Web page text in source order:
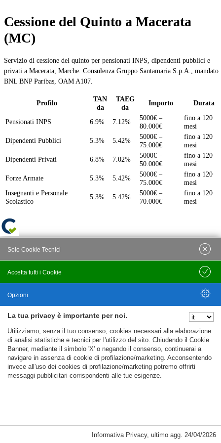
Cessione del Quinto a Macerata
(MC)
Servizio di cessione del quinto per pensionati INPS, dipendenti pubblici e
privati a Macerata, Marche. Consulenza Gruppo Santamaria S.p.A., mandato
BNL BNP Paribas, OAM A107.
Profilo
TAN
da
TAEG
da
Importo Durata
Pensionati INPS 6.9% 7.12%
5000€ –
80.000€
fino a 120
mesi
Dipendenti Pubblici
5.3% 5.42%
5000€ –
75.000€
fino a 120
mesi
Dipendenti Privati
6.8% 7.02%
5000€ –
50.000€
fino a 120
mesi
Forze Armate
5.3% 5.42%
5000€ –
75.000€
fino a 120
mesi
Insegnanti e Personale
Scolastico
5.3% 5.42%
5000€ –
70.000€
fino a 120
mesi
La tua privacy è importante per noi.
Utilizziamo, senza il tuo consenso, cookies necessari alla elaborazione
di analisi statistiche e tecnici per l'utilizzo del sito. Chiudendo il Cookie
Banner, mediante il simbolo 'X' o negando il consenso, continuerai a
navigare in assenza di cookie di profilazione/marketing. Acconsentendo
invece all'uso dei cookies di profilazione/marketing potremo offrirti
messaggi pubblicitari corrispondenti alle tue esigenze.
Cookie Necessari, Tecnici di Sessione
Accetta tutti i Cookie
Solo Cookie Tecnici
Salva
Opzioni
Nascondi Opzioni
Informativa Privacy, ultimo agg. 24/04/2026